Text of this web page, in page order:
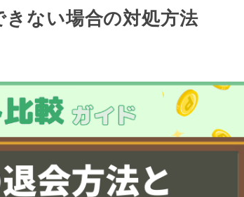
ない場合の対処方法